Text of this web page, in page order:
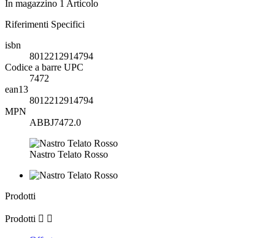
In magazzino 1 Articolo
Riferimenti Specifici
isbn
8012212914794
Codice a barre UPC
7472
ean13
8012212914794
MPN
ABBJ7472.0
Nastro Telato Rosso
Prodotti
Prodotti  